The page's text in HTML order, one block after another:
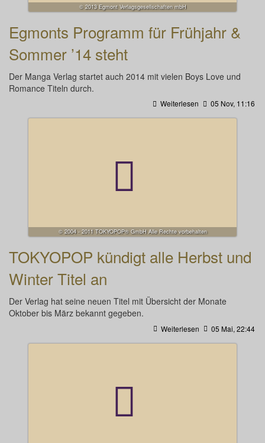
© 2013 Egmont Verlagsgesellschaften mbH
Egmonts Programm für Frühjahr &
Sommer ’14 steht
Der Manga Verlag startet auch 2014 mit vielen Boys Love und
Romance Titeln durch.
Weiterlesen 05 Nov, 11:16
© 2004 - 2011 TOKYOPOP® GmbH Alle Rechte vorbehalten
TOKYOPOP kündigt alle Herbst und
Winter Titel an
Der Verlag hat seine neuen Titel mit Übersicht der Monate
Oktober bis März bekannt gegeben.
Weiterlesen 05 Mai, 22:44